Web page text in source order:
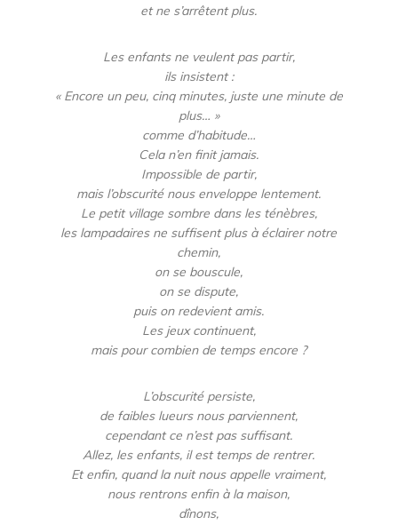
et ne s’arrêtent plus.
Les enfants ne veulent pas partir,
ils insistent :
« Encore un peu, cinq minutes, juste une minute de
plus… »
comme d’habitude…
Cela n’en finit jamais.
Impossible de partir,
mais l’obscurité nous enveloppe lentement.
Le petit village sombre dans les ténèbres,
les lampadaires ne suffisent plus à éclairer notre
chemin,
on se bouscule,
on se dispute,
puis on redevient amis.
Les jeux continuent,
mais pour combien de temps encore ?
L’obscurité persiste,
de faibles lueurs nous parviennent,
cependant ce n’est pas suffisant.
Allez, les enfants, il est temps de rentrer.
Et enfin, quand la nuit nous appelle vraiment,
nous rentrons enfin à la maison,
dînons,